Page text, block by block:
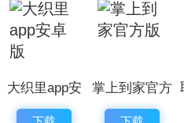
大织里app安
卓版
掌上到家官方
版